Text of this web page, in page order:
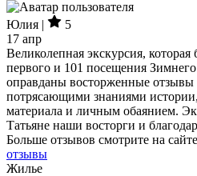
Юлия |
5
17 апр
Великолепная экскурсия, которая
первого и 101 посещения
оправданы восторженные отзывы
потрясающими знаниями
материала и личным обаянием.
Татьяне наши восторги и
Больше отзывов смотрите на
отзывы
Жилье